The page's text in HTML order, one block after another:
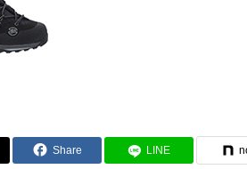
Share LINE